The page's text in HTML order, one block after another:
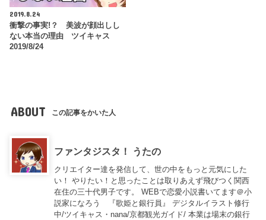
2019.8.24
衝撃の事実!？ 美波が顔出しし
ない本当の理由 ツイキャス
2019/8/24
ABOUT この記事をかいた人
ファンタジスタ！ うたの
クリエイター達を発信して、世の中をもっと元気にした
い！ やりたい！と思ったことは取りあえず飛びつく関西
在住の三十代男子です。 WEBで恋愛小説書いてます＠小
説家になろう 『歌姫と銀行員』 デジタルイラスト修行
中/ツイキャス・nana/京都観光ガイド/ 本業は場末の銀行